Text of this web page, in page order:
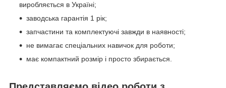
виробляється в Україні;
заводська гарантія 1 рік;
запчастини та комплектуючі завжди в наявності;
не вимагає спеціальних навичок для роботи;
має компактний розмір і просто збирається.